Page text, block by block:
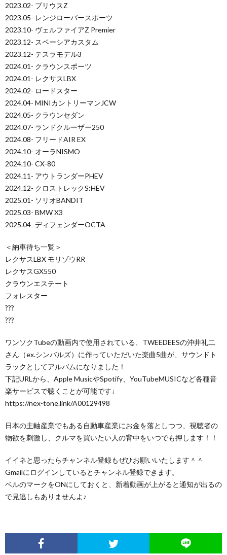
2023.02- プリウスZ
2023.05- レンジローバースポーツ
2023.10- ヴェルファイアZ Premier
2023.12- スペーシアカスタム
2023.12- テスラモデル3
2024.01- クラウンスポーツ
2024.01- レクサスLBX
2024.02- ロードスター
2024.04- MINIカントリーマンJCW
2024.05- クラウンセダン
2024.07- ランドクルーザー250
2024.08- フリードAIR EX
2024.10- オーラNISMO
2024.10- CX-80
2024.11- アウトランダーPHEV
2024.12- クロストレックS:HEV
2025.01- ソリオBANDIT
2025.03- BMW X3
2025.04- ディフェンダーOCTA
＜納車待ち一覧＞
レクサスLBX モリゾウRR
レクサスGX550
クラウンエステート
フォレスター
???
???
ワンソクTubeの動画内で使用されている、TWEEDEESの沖井礼二
さん（ex.シンバルズ）に作っていただいた楽曲5曲が、サウンドト
ラックとしてアルバムになりました！
下記URLから、Apple MusicやSpotify、YouTubeMUSICなど各種音
楽サービスで聴くことが可能です↓
https://nex-tone.link/A00129498
日本の主軸産業でもある自動車産業にお金を落としつつ、視聴者の
物欲を刺激し、クルマを買いたい人の背中をいつでも押します！！
イイネと思ったらチャンネル登録もぜひお願いいたします＾＾
Gmailにログインしているとチャンネル登録できます。
ベルのマークをONにしておくと、新着動画が上がると通知が出るの
で見逃しもありませんよ♪